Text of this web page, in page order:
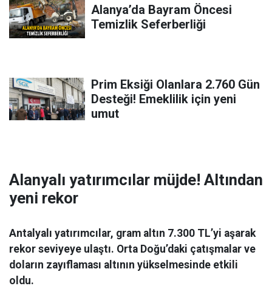
Alanya’da Bayram Öncesi
Temizlik Seferberliği
Prim Eksiği Olanlara 2.760 Gün
Desteği! Emeklilik için yeni
umut
Alanyalı yatırımcılar müjde! Altından
yeni rekor
Antalyalı yatırımcılar, gram altın 7.300 TL’yi aşarak
rekor seviyeye ulaştı. Orta Doğu’daki çatışmalar ve
doların zayıflaması altının yükselmesinde etkili
oldu.